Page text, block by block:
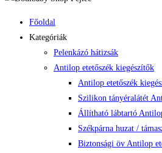
Főoldal
Kategóriák
Pelenkázó hátizsák
Antilop etetőszék kiegészítők
Antilop etetőszék
Szilikon tányéralátét
Állítható lábtartó
Székpárna huzat /
Biztonsági öv Antilop